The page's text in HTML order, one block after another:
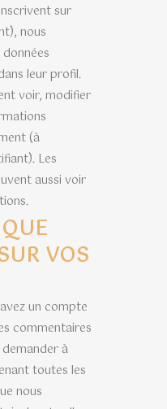
sur
nous
leur profil.
voir, modifier
(à
Les
aussi voir
VOS
un compte
commentaires
à
toutes les
nous